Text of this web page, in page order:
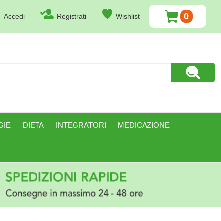
Accedi Registrati Wishlist 0
ARTICOLI
INSERITI
Cerca
DIETA INTEGRATORI MEDICAZIONE